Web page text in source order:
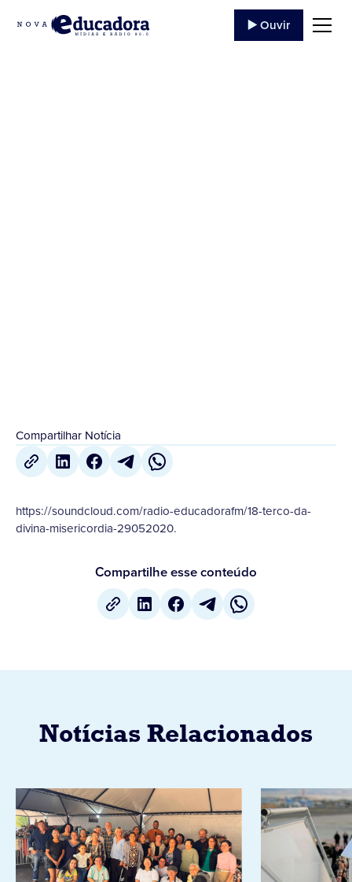
▶️ Ouvir
Compartilhar Notícia
https://soundcloud.com/radio-educadorafm/18-terco-da-
divina-misericordia-29052020.
Compartilhe esse conteúdo
Notícias Relacionados